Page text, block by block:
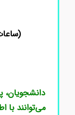
(ساعات
دانشجویان،
می‌توانند با